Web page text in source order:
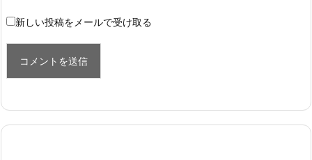
新しい投稿をメールで受け取る